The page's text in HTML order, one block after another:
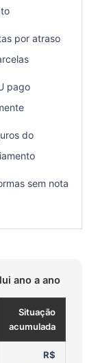
por atraso
pago
do
sem nota
ano a ano
Situação
acumulada
R$